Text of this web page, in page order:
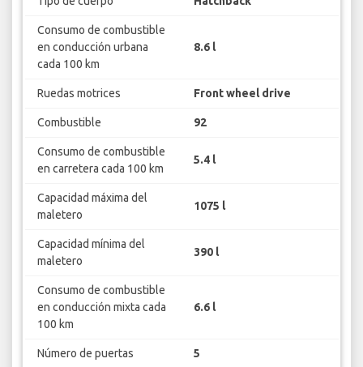
Consumo de combustible
en conducción urbana
cada 100 km
8.6 l
Ruedas motrices Front wheel drive
Combustible 92
Consumo de combustible
en carretera cada 100 km
5.4 l
Capacidad máxima del
maletero
1075 l
Capacidad mínima del
maletero
390 l
Consumo de combustible
en conducción mixta cada
100 km
6.6 l
Número de puertas 5